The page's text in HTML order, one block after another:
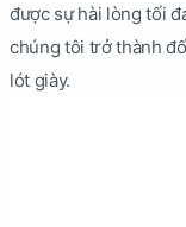
được sự hài lòng tối
chúng tôi trở thành
lót giày.